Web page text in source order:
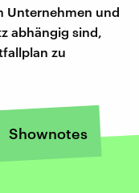
Unternehmen und
abhängig sind,
zu
Shownotes